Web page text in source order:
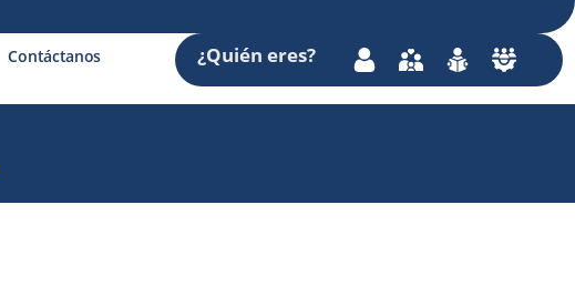
Contáctanos ¿Quiéneres?